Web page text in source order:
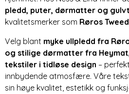
pledd, puter, dørmatter og
kvalitetsmerker som Røros Tweed
Velg blant myke ullpledd fra
og stilige dørmatter fra Heymat
tekstiler i tidløse design –
innbydende atmosfære. Våre
sin høye kvalitet, estetikk og